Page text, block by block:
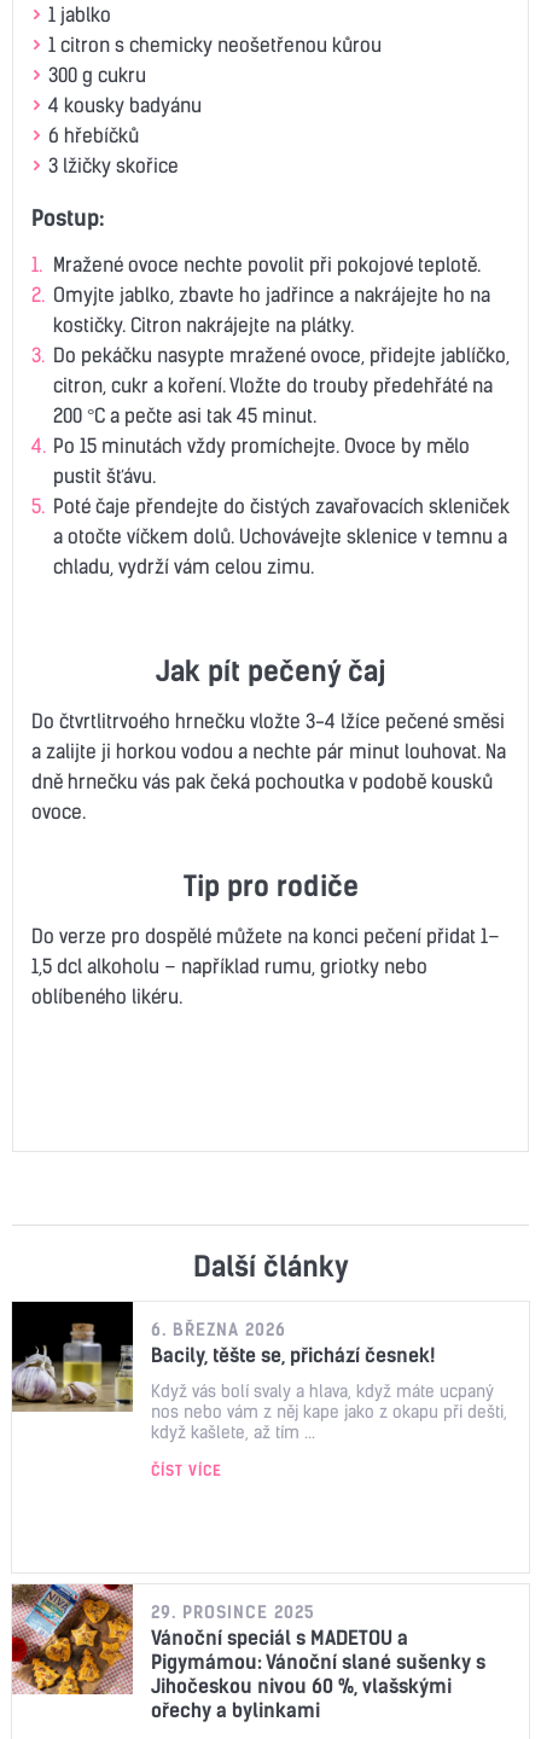
1 jablko
1 citron s chemicky neošetřenou kůrou
300 g cukru
4 kousky badyánu
6 hřebíčků
3 lžičky skořice
Postup:
Mražené ovoce nechte povolit při pokojové teplotě.
Omyjte jablko, zbavte ho jadřince a nakrájejte ho na
kostičky. Citron nakrájejte na plátky.
Do pekáčku nasypte mražené ovoce, přidejte jablíčko,
citron, cukr a koření. Vložte do trouby předehřáté na
200 °C a pečte asi tak 45 minut.
Po 15 minutách vždy promíchejte. Ovoce by mělo
pustit šťávu.
Poté čaje přendejte do čistých zavařovacích skleniček
a otočte víčkem dolů. Uchovávejte sklenice v temnu a
chladu, vydrží vám celou zimu.
Jak pít pečený čaj
Do čtvrtlitrvoého hrnečku vložte 3-4 lžíce pečené směsi
a zalijte ji horkou vodou a nechte pár minut louhovat. Na
dně hrnečku vás pak čeká pochoutka v podobě kousků
ovoce.
Tip pro rodiče
Do verze pro dospělé můžete na konci pečení přidat 1–
1,5 dcl alkoholu – například rumu, griotky nebo
oblíbeného likéru.
Další články
6. BŘEZNA 2026
Bacily, těšte se, přichází česnek!
Když vás bolí svaly a hlava, když máte ucpaný
nos nebo vám z něj kape jako z okapu při dešti,
když kašlete, až tím ...
ČÍST VÍCE
29. PROSINCE 2025
Vánoční speciál s MADETOU a
Pigymámou: Vánoční slané sušenky s
Jihočeskou nivou 60 %, vlašskými
ořechy a bylinkami